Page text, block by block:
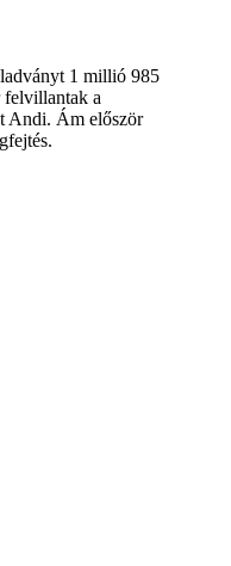
1 millió 985
a
Andi. Ám először